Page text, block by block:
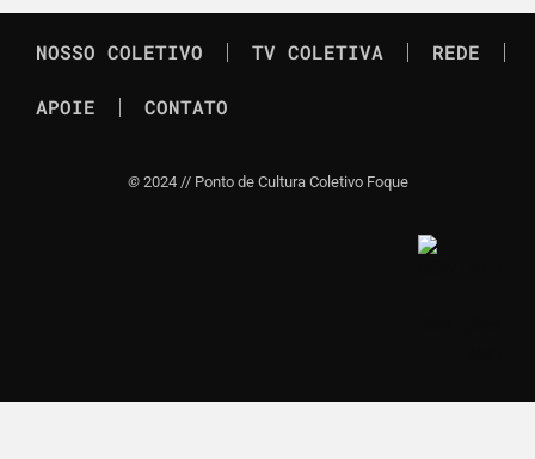
NOSSO COLETIVO TV COLETIVA REDE
APOIE CONTATO
© 2024 // Ponto de Cultura Coletivo Foque